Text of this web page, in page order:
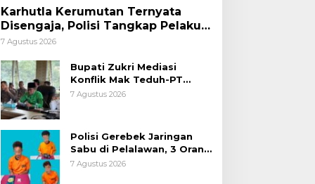
Karhutla Kerumutan Ternyata
Disengaja, Polisi Tangkap Pelaku
Pembakar Lahan
7 Agustus 2026
Bupati Zukri Mediasi
Konflik Mak Teduh-PT
Arara Abadi, Ini Hasilnya
7 Agustus 2026
Polisi Gerebek Jaringan
Sabu di Pelalawan, 3 Orang
Ditangkap
7 Agustus 2026